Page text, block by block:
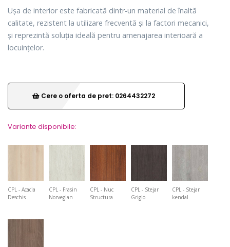
Ușa de interior este fabricată dintr-un material de înaltă
calitate, rezistent la utilizare frecventă și la factori mecanici,
și reprezintă soluția ideală pentru amenajarea interioară a
locuințelor.
Cere o oferta de pret: 0264432272
Variante disponibile:
CPL - Acacia
Deschis
CPL - Frasin
Norvegian
CPL - Nuc
Structura
CPL - Stejar
Grigio
CPL - Stejar
kendal